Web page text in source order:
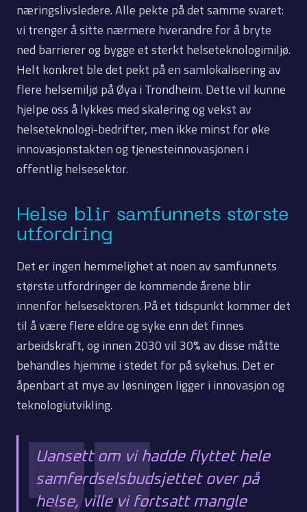
næringslivsledere. Alle pekte på det samme svaret:
vi trenger å sitte nærmere hverandre for å bryte
ned barrierer og bygge et sterkt helseteknologimiljø.
Helt konkret ble det pekt på en samlokalisering av
flere helsemiljø på Øya i Trondheim. Dette vil kunne
hjelpe oss å lykkes med skalering og vekst av
helseteknologi-bedrifter, men ikke minst for øke
innovasjonstakten og tjenesteinnovasjonen i
offentlig helsesektor.
Helse blir samfunnets største
utfordring
Det er ingen hemmelighet at noen av samfunnets
største utfordringer de kommende årene blir
innenfor helsesektoren. På et tidspunkt kommer det
til å være flere eldre og syke enn det finnes
arbeidskraft, og innen 2030 vil 30% av disse måtte
behandles hjemme i stedet for på sykehus. Det er
åpenbart at mye av løsningen ligger i innovasjon og
teknologiutvikling.
Uansett om vi hadde flyttet hele
samferdselsbudsjettet over på
helse, ville vi fortsatt mangle